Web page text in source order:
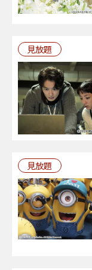
見放題
見放題